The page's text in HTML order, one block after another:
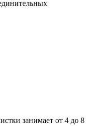
занимает от 4 до 8